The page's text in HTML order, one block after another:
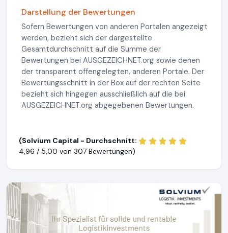
Darstellung der Bewertungen
Sofern Bewertungen von anderen Portalen angezeigt
werden, bezieht sich der dargestellte
Gesamtdurchschnitt auf die Summe der
Bewertungen bei AUSGEZEICHNET.org sowie denen
der transparent offengelegten, anderen Portale. Der
Bewertungsschnitt in der Box auf der rechten Seite
bezieht sich hingegen ausschließlich auf die bei
AUSGEZEICHNET.org abgegebenen Bewertungen.
(Solvium Capital - Durchschnitt:
4,96 / 5,00 von 307 Bewertungen)